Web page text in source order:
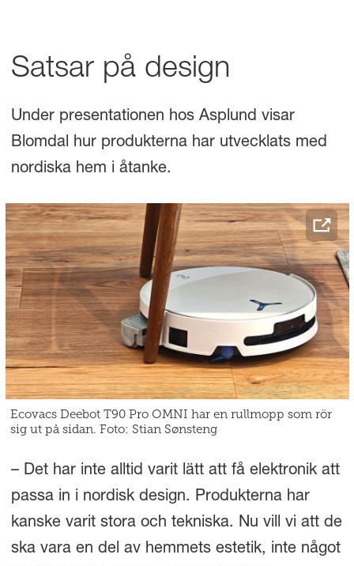
Satsar på design
Under presentationen hos Asplund visar
Blomdal hur produkterna har utvecklats med
nordiska hem i åtanke.
Ecovacs Deebot T90 Pro OMNI har en rullmopp som rör
sig ut på sidan. Foto: Stian Sønsteng
– Det har inte alltid varit lätt att få elektronik att
passa in i nordisk design. Produkterna har
kanske varit stora och tekniska. Nu vill vi att de
ska vara en del av hemmets estetik, inte något